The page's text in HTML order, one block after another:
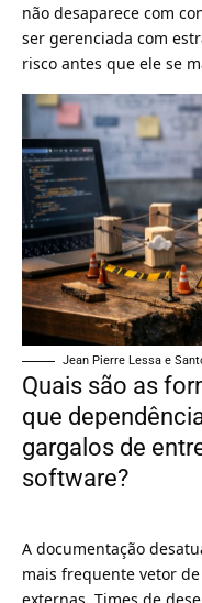
não desaparece com
ser gerenciada com
risco antes que ele se
Jean Pierre Lessa e
Quais são as
que
gargalos de
software?
A documentação
mais frequente vetor